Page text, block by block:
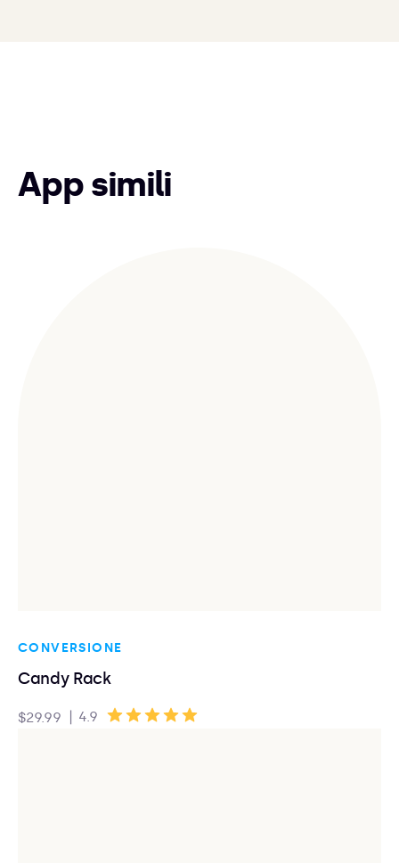
App simili
CONVERSIONE
Candy Rack
$29.99 | 4.9